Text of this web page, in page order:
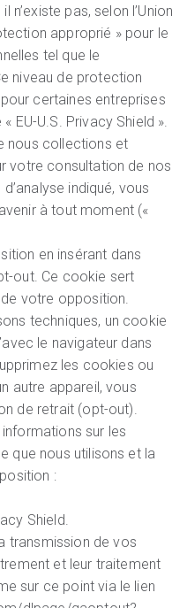
n’existe pas, selon l’Union
approprié » pour le
tel que le
niveau de protection
certaines entreprises
EU-U.S. Privacy Shield ».
nous collections et
votre consultation de nos
indiqué, vous
à tout moment («
en insérant dans
out. Ce cookie sert
votre opposition.
techniques, un cookie
le navigateur dans
les cookies ou
autre appareil, vous
de retrait (opt-out).
sur les
que nous utilisons et la
:
Shield.
transmission de vos
et leur traitement
sur ce point via le lien